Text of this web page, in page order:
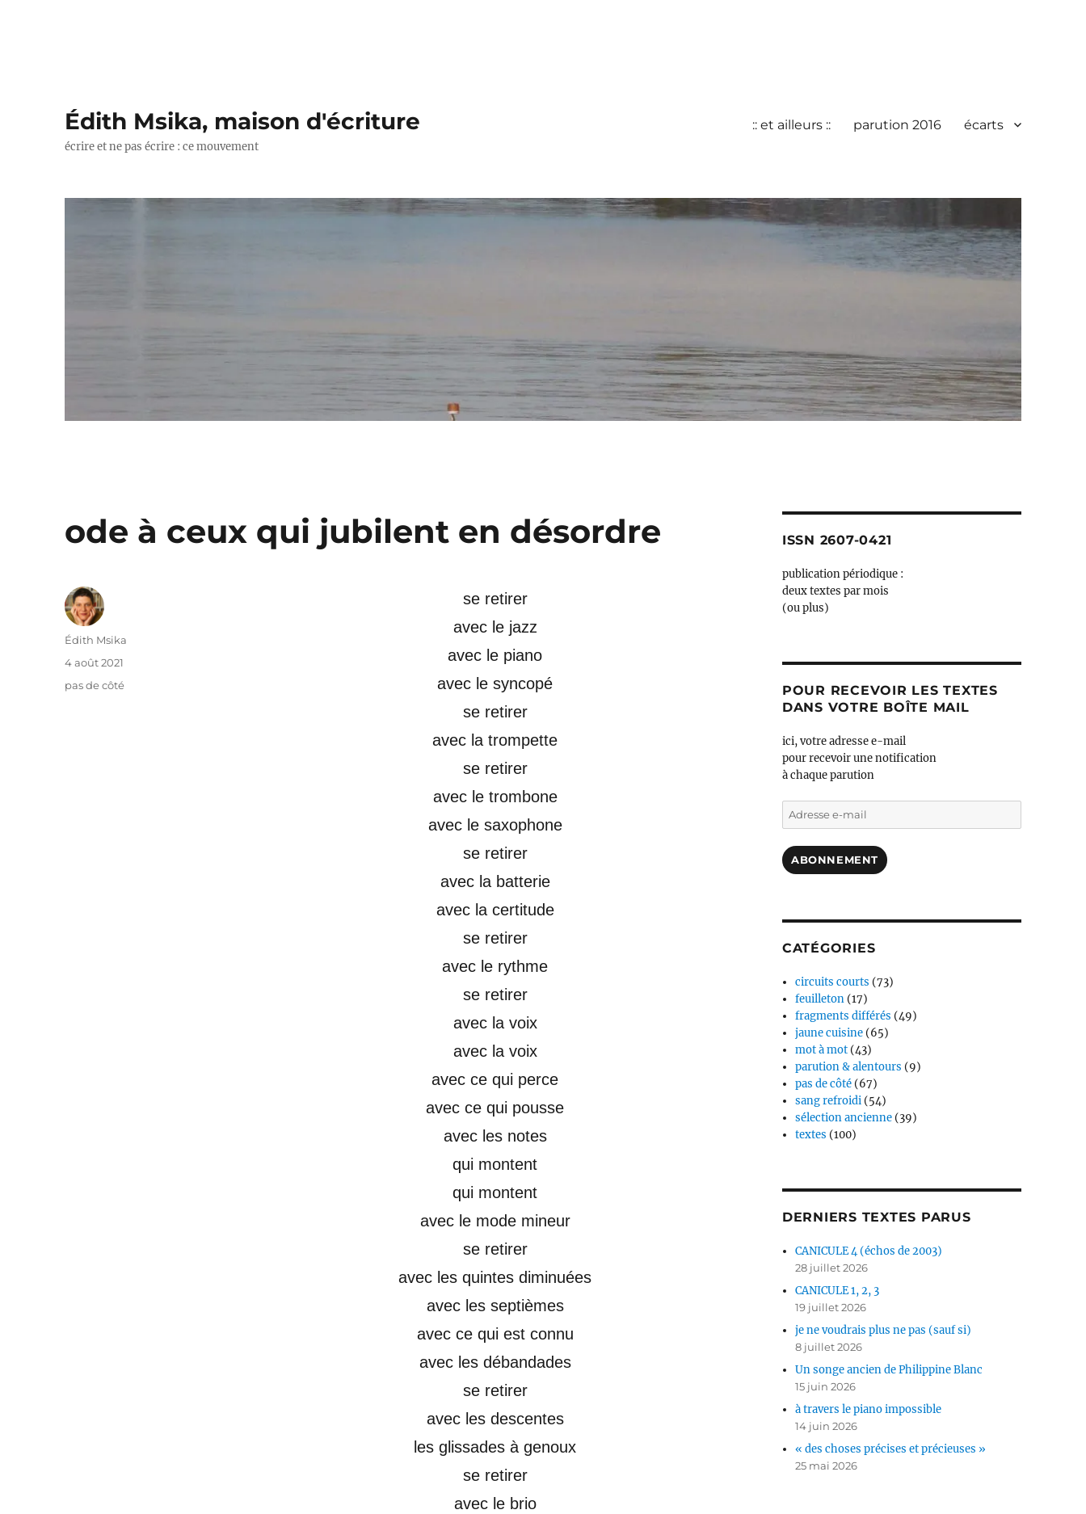
Édith Msika, maison d'écriture
écrire et ne pas écrire : ce mouvement
:: et ailleurs :: parution 2016 écarts
ode à ceux qui jubilent en désordre
se retirer
avec le jazz
avec le piano
avec le syncopé
se retirer
avec la trompette
se retirer
avec le trombone
avec le saxophone
se retirer
avec la batterie
avec la certitude
se retirer
avec le rythme
se retirer
avec la voix
avec la voix
avec ce qui perce
avec ce qui pousse
avec les notes
qui montent
qui montent
avec le mode mineur
se retirer
avec les quintes diminuées
avec les septièmes
avec ce qui est connu
avec les débandades
se retirer
avec les descentes
les glissades à genoux
se retirer
avec le brio
Auteur
Édith Msika
Publié
4 août 2021
Catégories
pas de côté
ISSN 2607-0421
publication périodique :
deux textes par mois
(ou plus)
POUR RECEVOIR LES TEXTES
DANS VOTRE BOÎTE MAIL
ici, votre adresse e-mail
pour recevoir une notification
à chaque parution
Adresse
e-
ABONNEMENT
CATÉGORIES
circuits courts (73)
feuilleton (17)
fragments différés (49)
jaune cuisine (65)
mot à mot (43)
parution & alentours (9)
pas de côté (67)
sang refroidi (54)
sélection ancienne (39)
textes (100)
DERNIERS TEXTES PARUS
CANICULE 4 (échos de 2003)
28 juillet 2026
CANICULE 1, 2, 3
19 juillet 2026
je ne voudrais plus ne pas (sauf si)
8 juillet 2026
Un songe ancien de Philippine Blanc
15 juin 2026
à travers le piano impossible
14 juin 2026
« des choses précises et précieuses »
25 mai 2026